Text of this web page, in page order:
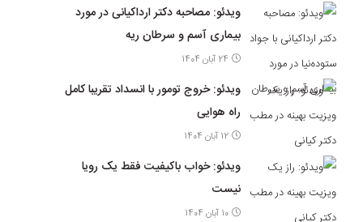
ویدئو: مصاحبه دکتر ارداکیانی در مورد
بیماری آسم و سرطان ریه
24 آبان 1404
ویدئو: خروج تومور با انسداد تقریبا کامل
راه هوایی
12 آبان 1404
ویدئو: خواب باکیفیت فقط یک رویا
نیست
10 آبان 1404